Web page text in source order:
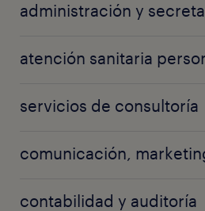
administración y
atención sanitaria
servicios de consultoría
contabilidad y auditoría